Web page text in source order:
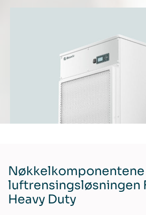
Nøkkelkomponentene
luftrensingsløsningen
Heavy Duty